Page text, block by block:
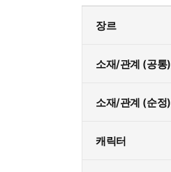
장르
소재/관계 (공통)
소재/관계 (순정)
캐릭터